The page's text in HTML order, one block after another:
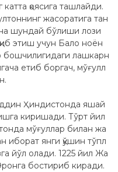
қоясига ташлайди.
жасоратига тан
шундай бўлиши лози
этиш учун Бало ноён
бошчилигидаги лашкарн
етиб боргач, мўғулл
Ҳиндистонда яшай
киришади. Тўрт йил
мўғуллар билан жа
иборат янги қўшин тўпл
йўл олади. 1225 йил Жа
бостириб киради.